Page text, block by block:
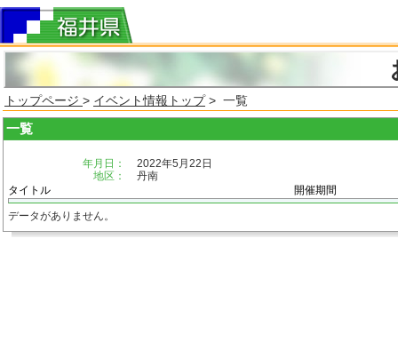
トップページ > イベント情報トップ> 一覧
一覧
年月日：
2022年5月22日
地区：
丹南
タイトル
開催期間
データがありません。